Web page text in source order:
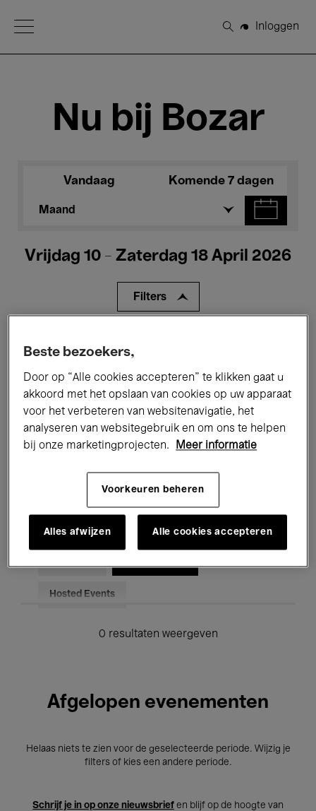
Open Menu
Zoeken
Inloggen
Nu bij Bozar
Vandaag Komende 7 dagen
Maand
Vrijdag 10 - Zaterdag 18 April 2026
Filters
Tentoonstellingen Films
Performances Lezingen & Debatten
Jazz Klassieke Muziek Global Music
Elektronische Muziek
Voor iedereen Kids’ Palace
Hosted Events
0 resultaten weergeven
Afgelopen evenementen
Helaas niets te zien voor de geselecteerde periode. Wijzig je
filters of kies een andere periode.
Schrijf je in op onze nieuwsbrief en blijf op de hoogte van
Beste bezoekers,
Door op “Alle cookies accepteren” te klikken gaat u
akkoord met het opslaan van cookies op uw apparaat
voor het verbeteren van websitenavigatie, het
analyseren van websitegebruik en om ons te helpen
bij onze marketingprojecten.
Meer informatie
Voorkeuren beheren
Alles afwijzen Alle cookies accepteren